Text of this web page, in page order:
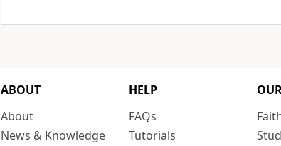
ABOUT
About
News & Knowledge
HELP
FAQs
Tutorials